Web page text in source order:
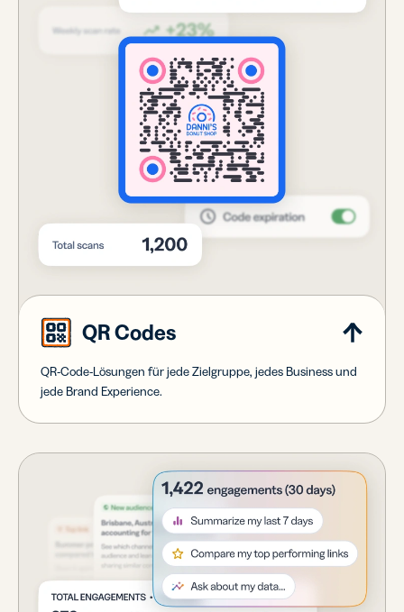
QR Codes
QR-Code-Lösungen für jede Zielgruppe, jedes Business und
jede Brand Experience.